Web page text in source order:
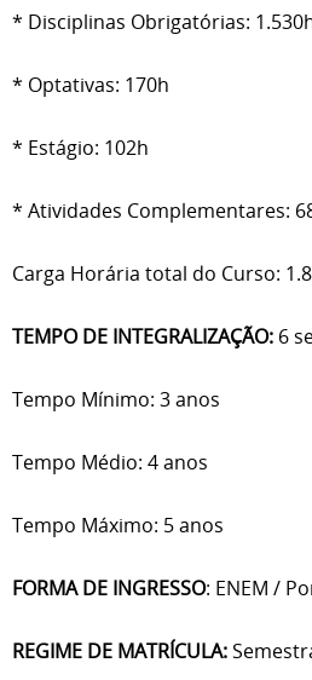
* Disciplinas Obrigatórias:
* Optativas: 170h
* Estágio: 102h
* Atividades Complementares:
Carga Horária total do Curso:
TEMPO DE INTEGRALIZAÇÃO: 6
Tempo Mínimo: 3 anos
Tempo Médio: 4 anos
Tempo Máximo: 5 anos
FORMA DE INGRESSO: ENEM /
REGIME DE MATRÍCULA: